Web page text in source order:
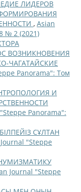
ЛИДЕРОВ
, Asian
№ 2 (2021)
ВОЗНИКНОВЕНИЯ
ЧАГАТАЙСКИЕ
Panorama": Том
И
Panorama":
СҰЛТАН
"Steppe
Journal "Steppe